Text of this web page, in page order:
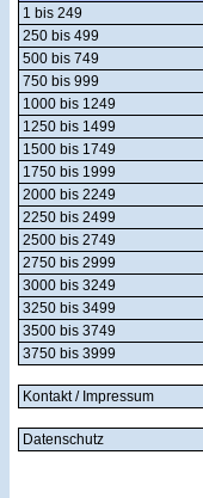
1 bis 249
250 bis 499
500 bis 749
750 bis 999
1000 bis 1249
1250 bis 1499
1500 bis 1749
1750 bis 1999
2000 bis 2249
2250 bis 2499
2500 bis 2749
2750 bis 2999
3000 bis 3249
3250 bis 3499
3500 bis 3749
3750 bis 3999
Kontakt / Impressum
Datenschutz